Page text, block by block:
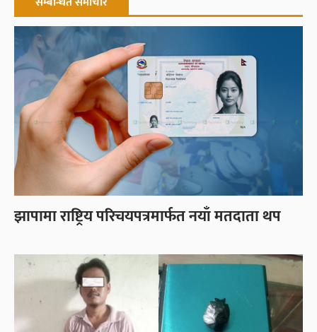
झापामा राष्ट्रिय परिचयपत्रमार्फत नयाँ मतदाता थप